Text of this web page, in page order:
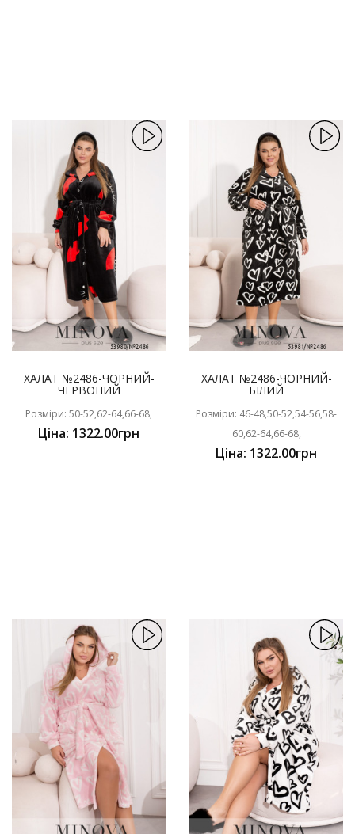
ХАЛАТ №2486-ЧОРНИЙ-
ЧЕРВОНИЙ
Розміри: 50-52,62-64,66-68,
Ціна: 1322.00грн
ХАЛАТ №2486-ЧОРНИЙ-
БІЛИЙ
Розміри: 46-48,50-52,54-56,58-
60,62-64,66-68,
Ціна: 1322.00грн